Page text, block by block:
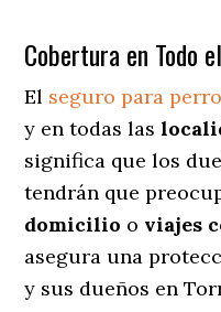
Cobertura en Todo
El seguro para
y en todas las
significa que los
tendrán que
domicilio o viajes
asegura una
y sus dueños en